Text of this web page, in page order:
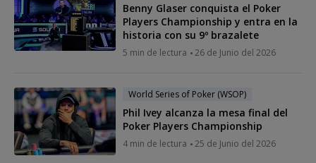
Benny Glaser conquista el Poker
Players Championship y entra en la
historia con su 9º brazalete
5 min de lectura 26 de Junio del 2026
World Series of Poker (WSOP)
Phil Ivey alcanza la mesa final del
Poker Players Championship
4 min de lectura 25 de Junio del 2026